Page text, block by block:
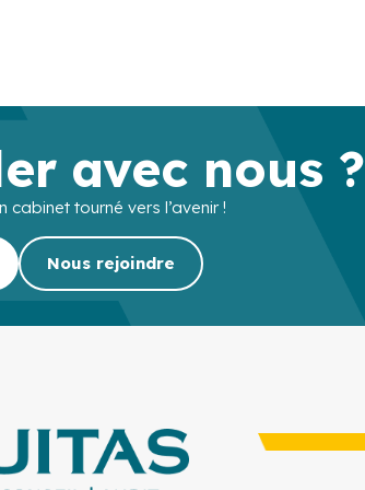
avec nous ?
cabinet tourné vers l’avenir !
Nous rejoindre